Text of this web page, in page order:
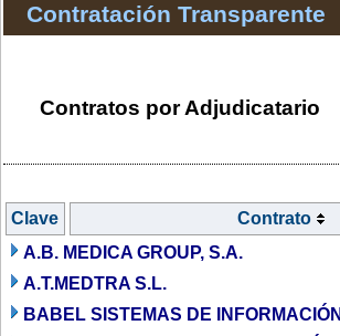
Contratación Transparente
Contratos por Adjudicatario
Clave
Contrato
A.B. MEDICA GROUP, S.A.
A.T.MEDTRA S.L.
BABEL SISTEMAS DE